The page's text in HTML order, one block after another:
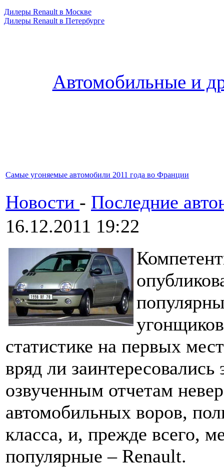
Дилеры Renault в Москве
Дилеры Renault в Петербурге
Автомобильные и
Самые угоняемые автомобили 2011 года во Франции
Новости - Последние
16.12.2011 19:22
статистике на первых
вряд ли
озвученным отчетам
автомобильных воров,
класса, и, прежде всего,
популярные – Renault.